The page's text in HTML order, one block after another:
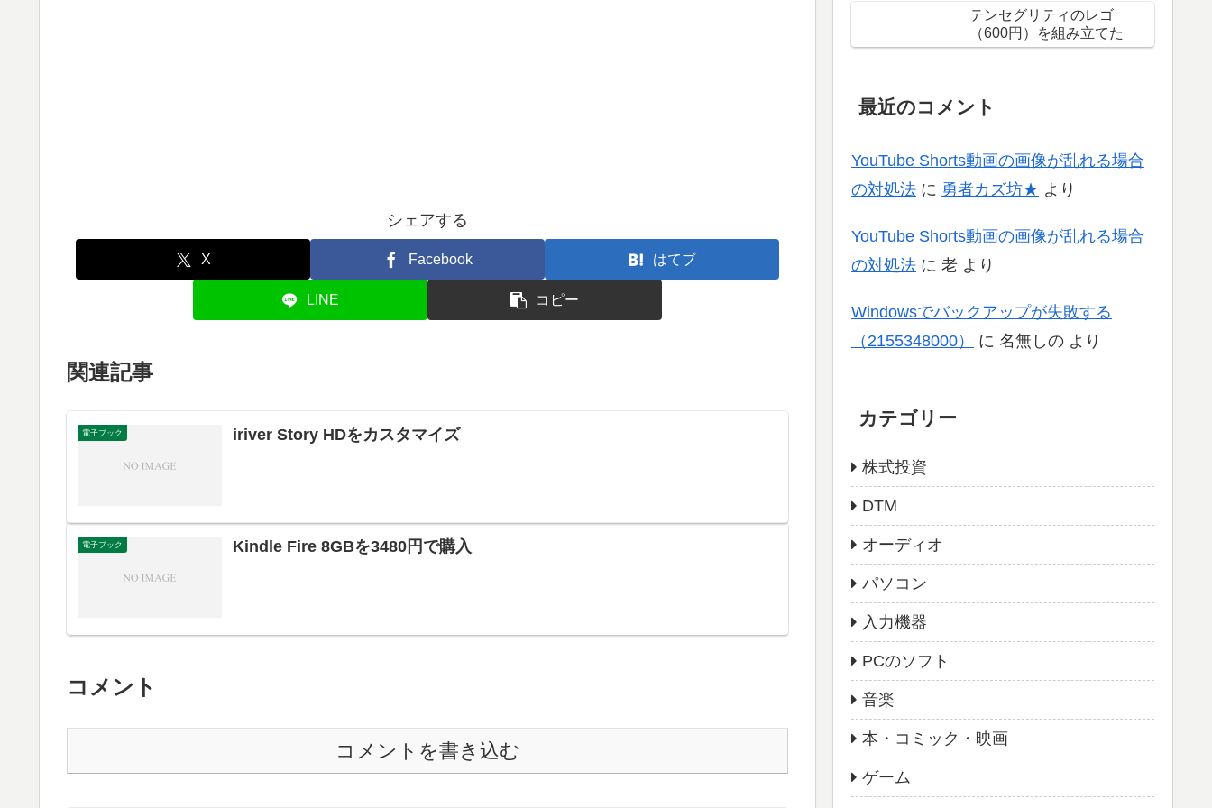
シェアする
X Facebook はてブ
LINE コピー
関連記事
電子ブック iriver Story HDをカスタマイズ
電子ブック Kindle Fire 8GBを3480円で購入
コメント
コメントを書き込む
テンセグリティのレゴ
（600円）を組み立てた
最近のコメント
YouTube Shorts動画の画像が乱れる場合
の対処法 に 勇者カズ坊★ より
YouTube Shorts動画の画像が乱れる場合
の対処法 に 老 より
Windowsでバックアップが失敗する
（2155348000）
に 名無しの より
カテゴリー
株式投資
DTM
オーディオ
パソコン
入力機器
PCのソフト
音楽
本・コミック・映画
ゲーム